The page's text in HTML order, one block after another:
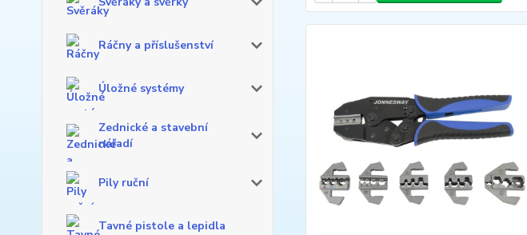
Ráčny a příslušenství
Úložné systémy
Zednické a stavební
nářadí
Pily ruční
Tavné pistole a lepidla